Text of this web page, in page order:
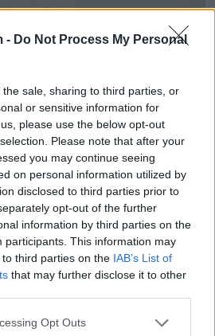
- Do Not Process My Personal
sale, sharing to third parties, or
or sensitive information for
please use the below opt-out
Please note that after your
you may continue seeing
on personal information utilized by
disclosed to third parties prior to
opt-out of the further
information by third parties on the
participants. This information may
third parties on the IAB’s List of
that may further disclose it to other
Opt Outs
2 spilvenkrēsli. Piedalies!